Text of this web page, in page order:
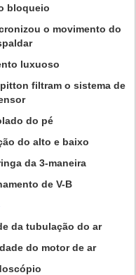
bloqueio
o movimento do
luxuoso
filtram o sistema de
do pé
do alto e baixo
da 3-maneira
de V-B
da tubulação do ar
do motor de ar